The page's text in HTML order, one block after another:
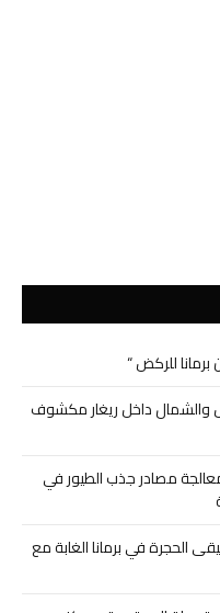
برمانا للركض “
والشمال داخل ريغار مكشوف
مصادر جذب الطيور في
الحجرة في برمانا الغابة مع